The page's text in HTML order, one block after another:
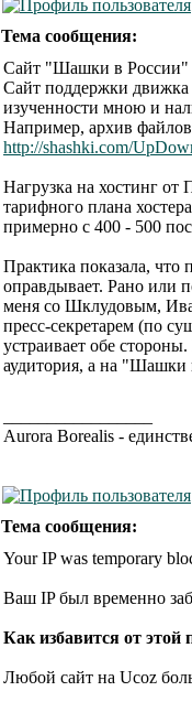
Тема сообщения:
Сайт "Шашки в России"
Сайт поддержки движка
изученности мною и
Например, архив
http://shashki.com/
Нагрузка на хостинг от
тарифного плана
примерно с 400 - 500
Практика показала, что
оправдывает. Рано или
меня со Шклудовым,
пресс-секретарем (по
устраивает обе
аудитория, а на "Шашки
Aurora Borealis -
Тема сообщения:
Your IP was temporary
Ваш IP был временно
Как избавится от этой
Любой сайт на Ucoz